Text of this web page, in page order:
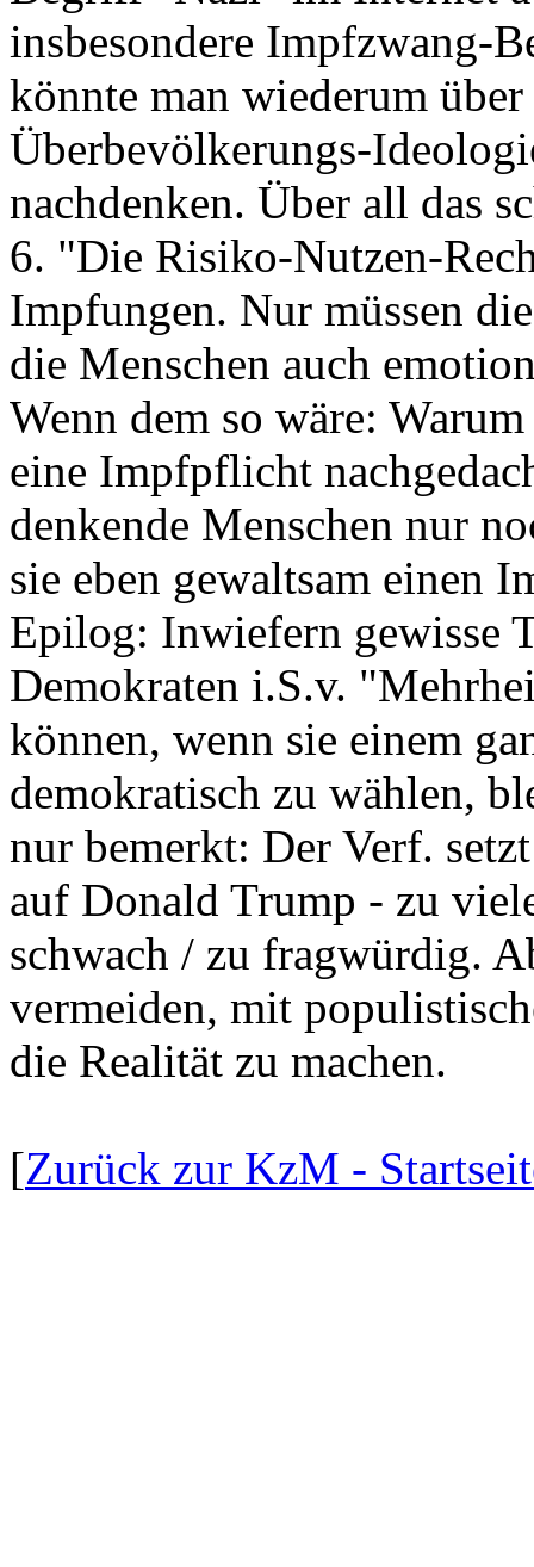
insbesondere Impfzwang-
könnte man wiederum
Überbevölkerungs-
nachdenken. Über all das
6. "Die Risiko-Nutzen-
Impfungen. Nur müssen
die Menschen auch
Wenn dem so wäre:
eine Impfpflicht
denkende Menschen nur
sie eben gewaltsam einen
Epilog: Inwiefern gewisse
Demokraten i.S.v.
können, wenn sie einem
demokratisch zu wählen,
nur bemerkt: Der Verf.
auf Donald Trump - zu
schwach / zu fragwürdig.
vermeiden, mit
die Realität zu machen.
[Zurück zur KzM -